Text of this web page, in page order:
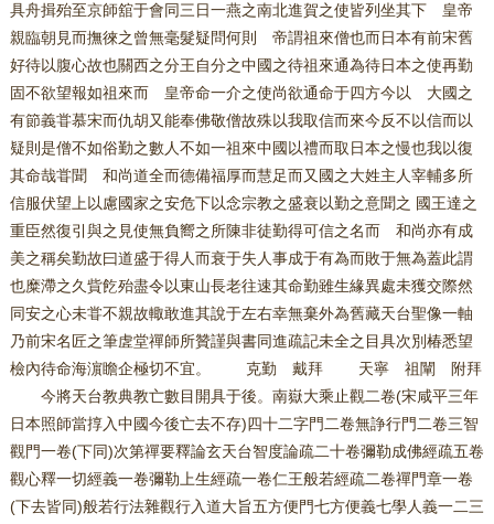
具舟揖殆至京師舘于會同三日一燕之南北進賀之使皆列坐其下 皇帝
親臨朝見而撫徠之曾無毫髮疑問何則 帝謂祖來僧也而日本有前宋舊
好待以腹心故也關西之分王自分之中國之待祖來通為待日本之使再勤
固不欲望報如祖來而 皇帝命一介之使尚欲通命于四方今以 大國之
有節義甞慕宋而仇胡又能奉佛敬僧故殊以我取信而來今反不以信而以
疑則是僧不如俗勤之數人不如一祖來中國以禮而取日本之慢也我以復
其命哉甞聞 和尚道全而德備福厚而慧足而又國之大姓主人宰輔多所
信服伏望上以慮國家之安危下以念宗教之盛衰以勤之意聞之 國王達之
重臣然復引與之見使無負嚮之所陳非徒勤得可信之名而 和尚亦有成
美之稱矣勤故曰道盛于得人而衰于失人事成于有為而敗于無為蓋此謂
也糜滯之久貲䬣殆盡令以東山長老往速其命勤雖生緣異處未獲交際然
同安之心未甞不親故輙敢進其說于左右幸無棄外為舊藏天台聖像一軸
乃前宋名匠之筆虗堂禪師所贊謹與書同進疏記未全之目具次別椿悉望
檢內待命海濵瞻企極切不宜。 克勤 戴拜 天寧 祖闡 附拜
今將天台教典教亡數目開具于後。南嶽大乘止觀二卷(宋咸平三年
日本照師當㨃入中國今後亡去不存)四十二字門二卷無諍行門二卷三智
觀門一卷(下同)次第禪要釋論玄天台智度論疏二十卷彌勒成佛經疏五卷
觀心釋一切經義一卷彌勒上生經疏一卷仁王般若經疏二卷禪門章一卷
(下去皆同)般若行法雜觀行入道大旨五方便門七方便義七學人義一二三